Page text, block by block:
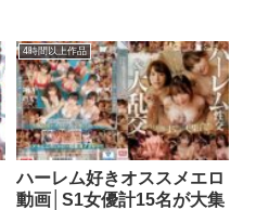
4時間以上作品
ハーレム好きオススメエロ
動画│S1女優計15名が大集